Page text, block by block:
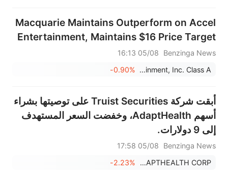
Macquarie Maintains Outperform on Accel
Entertainment, Maintains $16 Price Target
Benzinga News
05/08 16:13
Accel Entertainment, Inc. Class A
-0.90%
أبقت شركة Truist Securities على توصيتها بشراء
أسهم AdaptHealth، وخفضت السعر المستهدف
إلى 9 دولارات.
Benzinga News
05/08 17:58
ADAPTHEALTH CORP
-2.23%